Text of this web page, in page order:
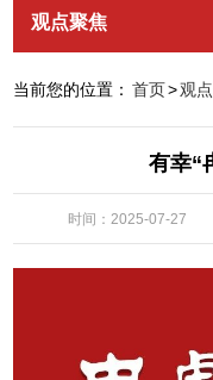
观点聚焦
当前您的位置： 首页>观
有幸“
时间：2025-07-27